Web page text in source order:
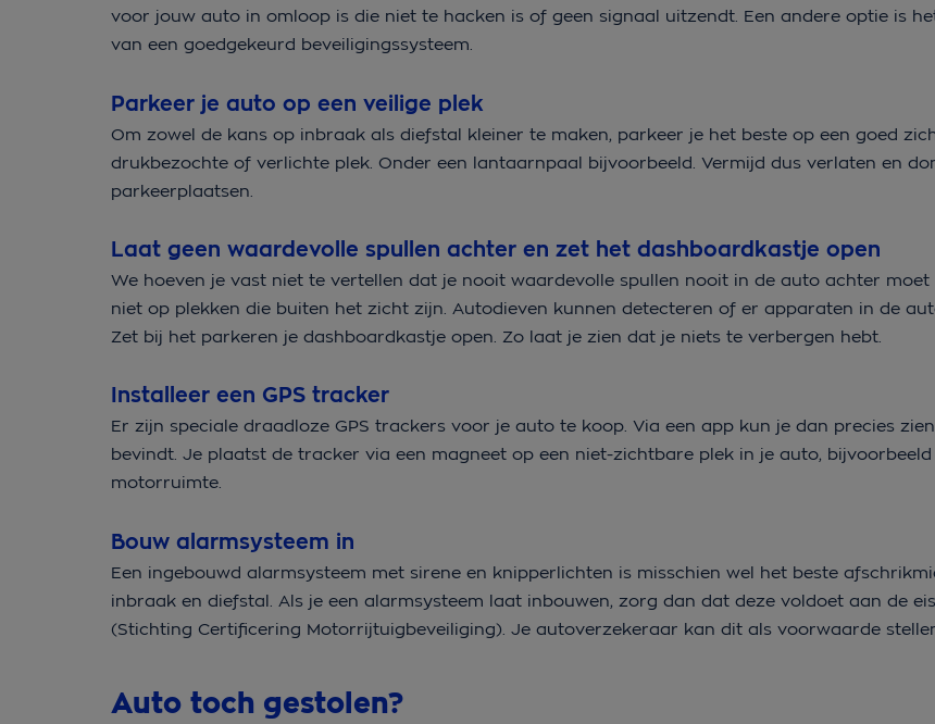
voor jouw auto in omloop is die niet te hacken is of geen signaal uitzendt. Een andere optie is
van een goedgekeurd beveiligingssysteem.
Parkeer je auto op een veilige plek
Om zowel de kans op inbraak als diefstal kleiner te maken, parkeer je het beste op een goed
drukbezochte of verlichte plek. Onder een lantaarnpaal bijvoorbeeld. Vermijd dus verlaten en
parkeerplaatsen.
Laat geen waardevolle spullen achter en zet het dashboardkastje open
We hoeven je vast niet te vertellen dat je nooit waardevolle spullen nooit in de auto achter moet
niet op plekken die buiten het zicht zijn. Autodieven kunnen detecteren of er apparaten in de
Zet bij het parkeren je dashboardkastje open. Zo laat je zien dat je niets te verbergen hebt.
Installeer een GPS tracker
Er zijn speciale draadloze GPS trackers voor je auto te koop. Via een app kun je dan precies
bevindt. Je plaatst de tracker via een magneet op een niet-zichtbare plek in je auto,
motorruimte.
Bouw alarmsysteem in
Een ingebouwd alarmsysteem met sirene en knipperlichten is misschien wel het beste
inbraak en diefstal. Als je een alarmsysteem laat inbouwen, zorg dan dat deze voldoet aan de
(Stichting Certificering Motorrijtuigbeveiliging). Je autoverzekeraar kan dit als voorwaarde
Auto toch gestolen?